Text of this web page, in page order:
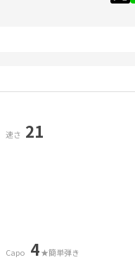
速さ 21
Capo 4★簡単弾き